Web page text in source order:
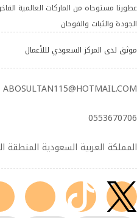
عطورنا مستوحاه من الماركات العالمية
الجودة والثبات والفوحان
موثق لدى المركز السعودي لللأعمال
ABOSULTAN115@HOTMAIL.COM
0553670706
المملكة العربية السعودية المنطقة